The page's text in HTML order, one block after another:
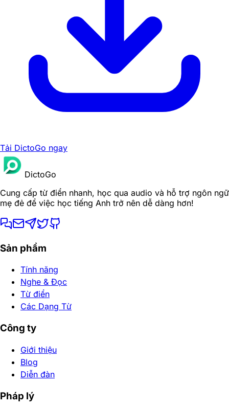
Tải DictoGo ngay
DictoGo
Cung cấp từ điển nhanh, học qua audio và hỗ trợ ngôn ngữ
mẹ đẻ để việc học tiếng Anh trở nên dễ dàng hơn!
Sản phẩm
Tính năng
Nghe & Đọc
Từ điển
Các Dạng Từ
Công ty
Giới thiệu
Blog
Diễn đàn
Pháp lý